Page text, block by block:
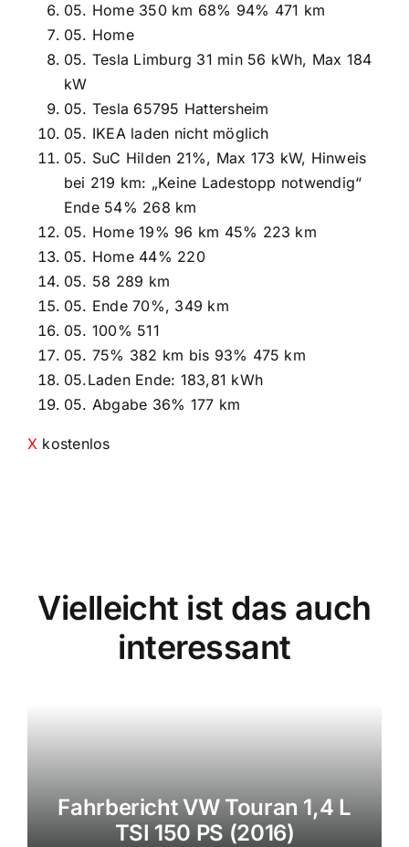
05. Home 350 km 68% 94% 471 km
05. Home
05. Tesla Limburg 31 min 56 kWh, Max 184
kW
05. Tesla 65795 Hattersheim
05. IKEA laden nicht möglich
05. SuC Hilden 21%, Max 173 kW, Hinweis
bei 219 km: „Keine Ladestopp notwendig“
Ende 54% 268 km
05. Home 19% 96 km 45% 223 km
05. Home 44% 220
05. 58 289 km
05. Ende 70%, 349 km
05. 100% 511
05. 75% 382 km bis 93% 475 km
05.Laden Ende: 183,81 kWh
05. Abgabe 36% 177 km
X kostenlos
Vielleicht ist das auch
interessant
Fahrbericht VW Touran 1,4 L
TSI 150 PS (2016)